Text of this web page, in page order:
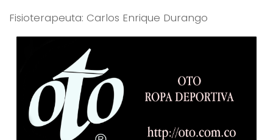
Fisioterapeuta: Carlos Enrique Durango